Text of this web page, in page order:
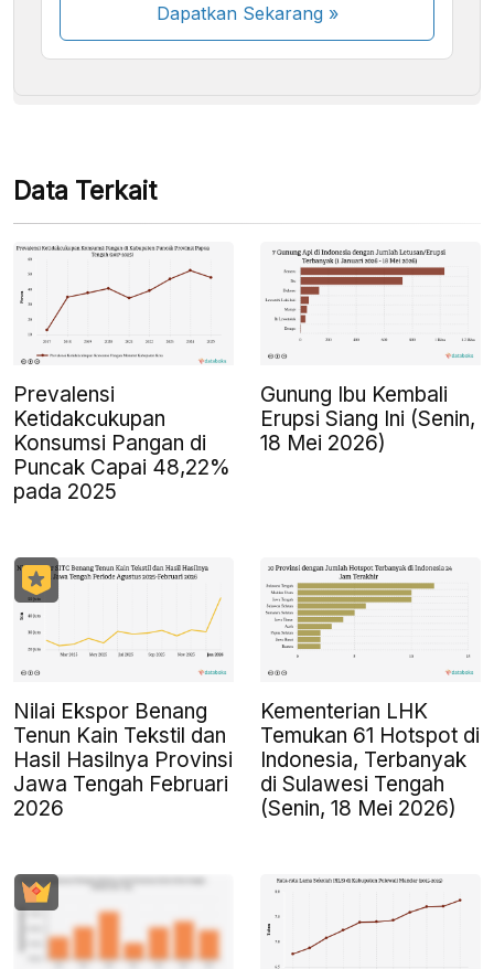
Dapatkan Sekarang»
Beberapa metode pembayaran masih dalam
Data Terkait
Prevalensi
Ketidakcukupan
Konsumsi Pangan di
Puncak Capai 48,22%
pada 2025
Gunung Ibu Kembali
Erupsi Siang Ini (Senin,
18 Mei 2026)
Nilai Ekspor Benang
Tenun Kain Tekstil dan
Hasil Hasilnya Provinsi
Jawa Tengah Februari
2026
Kementerian LHK
Temukan 61 Hotspot di
Indonesia, Terbanyak
di Sulawesi Tengah
(Senin, 18 Mei 2026)